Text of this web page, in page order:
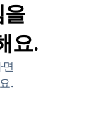
을
요.
.